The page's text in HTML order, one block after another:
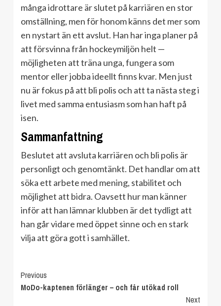
många idrottare är slutet på karriären en stor
omställning, men för honom känns det mer som
en nystart än ett avslut. Han har inga planer på
att försvinna från hockeymiljön helt —
möjligheten att träna unga, fungera som
mentor eller jobba ideellt finns kvar. Men just
nu är fokus på att bli polis och att ta nästa steg i
livet med samma entusiasm som han haft på
isen.
Sammanfattning
Beslutet att avsluta karriären och bli polis är
personligt och genomtänkt. Det handlar om att
söka ett arbete med mening, stabilitet och
möjlighet att bidra. Oavsett hur man känner
inför att han lämnar klubben är det tydligt att
han går vidare med öppet sinne och en stark
vilja att göra gott i samhället.
Continue
Reading
Previous
MoDo-kaptenen förlänger – och får utökad roll
Next